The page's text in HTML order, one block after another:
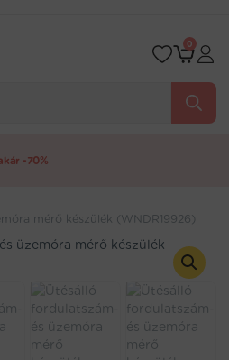
0
-70%
mérő készülék (WNDR19926)